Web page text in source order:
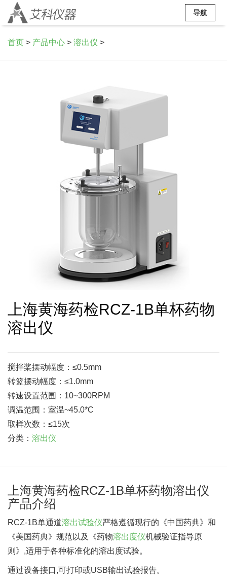
导航
首页 > 产品中心 > 溶出仪 >
上海黄海药检RCZ-1B单杯药物
溶出仪
搅拌桨摆动幅度：≤0.5mm
转篮摆动幅度：≤1.0mm
转速设置范围：10~300RPM
调温范围：室温~45.0*C
取样次数：≤15次
分类： 溶出仪
上海黄海药检RCZ-1B单杯药物溶出仪
产品介绍
RCZ-1B单通道溶出试验仪严格遵循现行的《中国药典》和
《美国药典》规范以及《药物溶出度仪机械验证指导原
则》,适用于各种标准化的溶出度试验。
通过设备接口,可打印或USB输出试验报告。